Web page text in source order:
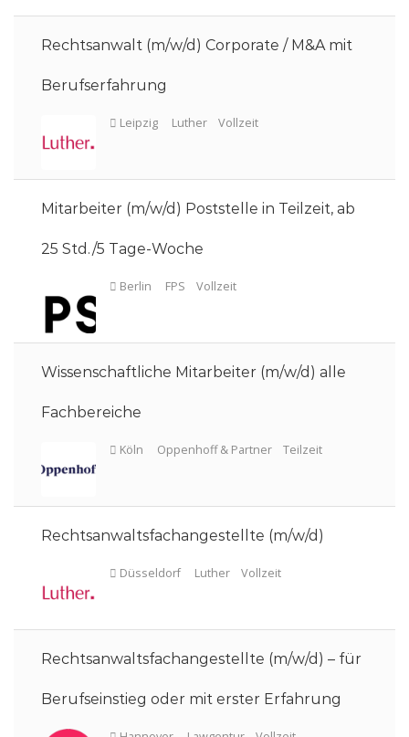
Vollzeit
Vollzeit
Rechtsanwalt (m/w/d) Corporate / M&A mit
Berufserfahrung
Leipzig Luther Vollzeit
Mitarbeiter (m/w/d) Poststelle in Teilzeit, ab
25 Std./5 Tage-Woche
Wissenschaftliche Mitarbeiter (m/w/d) alle
Fachbereiche
Rechtsanwaltsfachangestellte (m/w/d)
Rechtsanwaltsfachangestellte (m/w/d) – für
Berufseinstieg oder mit erster Erfahrung